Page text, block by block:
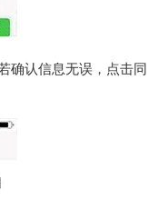
确认信息无误，点击同